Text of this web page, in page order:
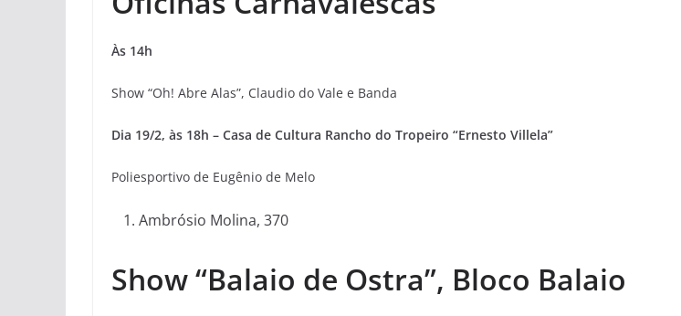
Às 14h
Show “Oh! Abre Alas”, Claudio do Vale e Banda
Dia 19/2, às 18h – Casa de Cultura Rancho do Tropeiro “Ernesto Villela”
Poliesportivo de Eugênio de Melo
Ambrósio Molina, 370
Show “Balaio de Ostra”, Bloco Balaio